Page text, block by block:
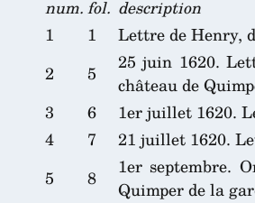
num.fol. description
1
1
Lettre de Henry,
2
5
25 juin 1620.
château de
3
6
1er juillet 1620.
4
7
21 juillet 1620.
5
8
1er septembre.
Quimper de la